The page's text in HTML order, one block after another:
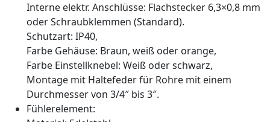
Interne elektr. Anschlüsse: Flachstecker 6,3×0,8 mm
oder Schraubklemmen (Standard).
Schutzart: IP40,
Farbe Gehäuse: Braun, weiß oder orange,
Farbe Einstellknebel: Weiß oder schwarz,
Montage mit Haltefeder für Rohre mit einem
Durchmesser von 3/4″ bis 3″.
Fühlerelement: